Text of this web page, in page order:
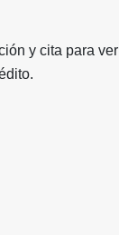
y cita para